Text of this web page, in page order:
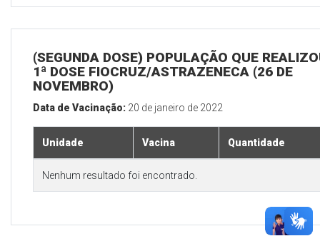
(SEGUNDA DOSE) POPULAÇÃO QUE
1ª DOSE FIOCRUZ/ASTRAZENECA (26 DE
NOVEMBRO)
Data de Vacinação: 20 de janeiro de 2022
Unidade Vacina Quantidade
Nenhum resultado foi encontrado.